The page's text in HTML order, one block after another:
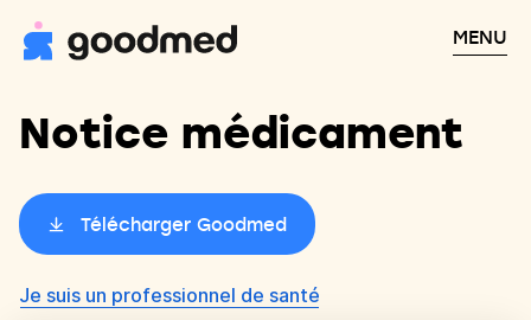
MENU
Notice médicament
Télécharger Goodmed
Je suis un professionnel de santé